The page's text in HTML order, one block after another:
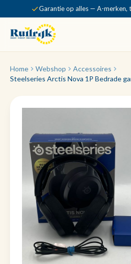
Garantie op alles — A-merken,
Home Webshop
Accessoires
Steelseries Arctis Nova 1P Bedrade